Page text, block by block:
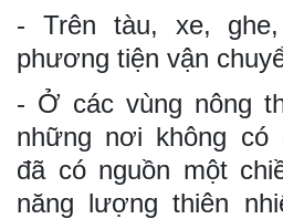
- Trên tàu, xe,
phương tiện vận
- Ở các vùng nông
những nơi không có
đã có nguồn một
năng lượng thiên